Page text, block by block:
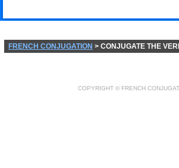
FRENCH CONJUGATION > CONJUGATE THE
COPYRIGHT © FRENCH